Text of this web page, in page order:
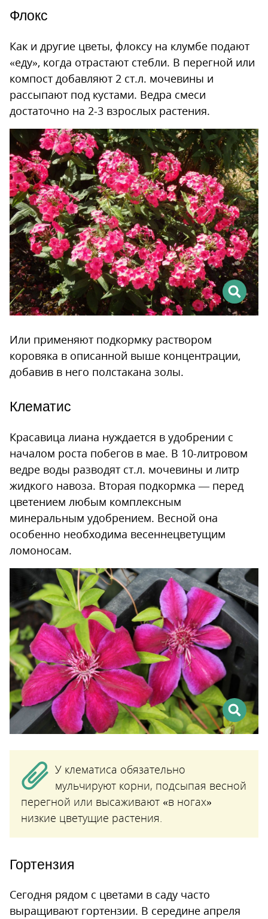
Флокс
Как и другие цветы, флоксу на клумбе подают
«еду», когда отрастают стебли. В перегной или
компост добавляют 2 ст.л. мочевины и
рассыпают под кустами. Ведра смеси
достаточно на 2-3 взрослых растения.
Или применяют подкормку раствором
коровяка в описанной выше концентрации,
добавив в него полстакана золы.
Клематис
Красавица лиана нуждается в удобрении с
началом роста побегов в мае. В 10-литровом
ведре воды разводят ст.л. мочевины и литр
жидкого навоза. Вторая подкормка — перед
цветением любым комплексным
минеральным удобрением. Весной она
особенно необходима весеннецветущим
ломоносам.
У клематиса обязательно
мульчируют корни, подсыпая весной
перегной или высаживают «в ногах»
низкие цветущие растения.
Гортензия
Сегодня рядом с цветами в саду часто
выращивают гортензии. В середине апреля